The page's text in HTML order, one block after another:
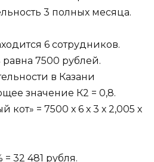
3 полных месяца.
6 сотрудников.
равна 7500 рублей.
в Казани
значение К2 = 0,8.
= 7500 х 6 х 3 х 2,005 х
= 32 481 рубля.